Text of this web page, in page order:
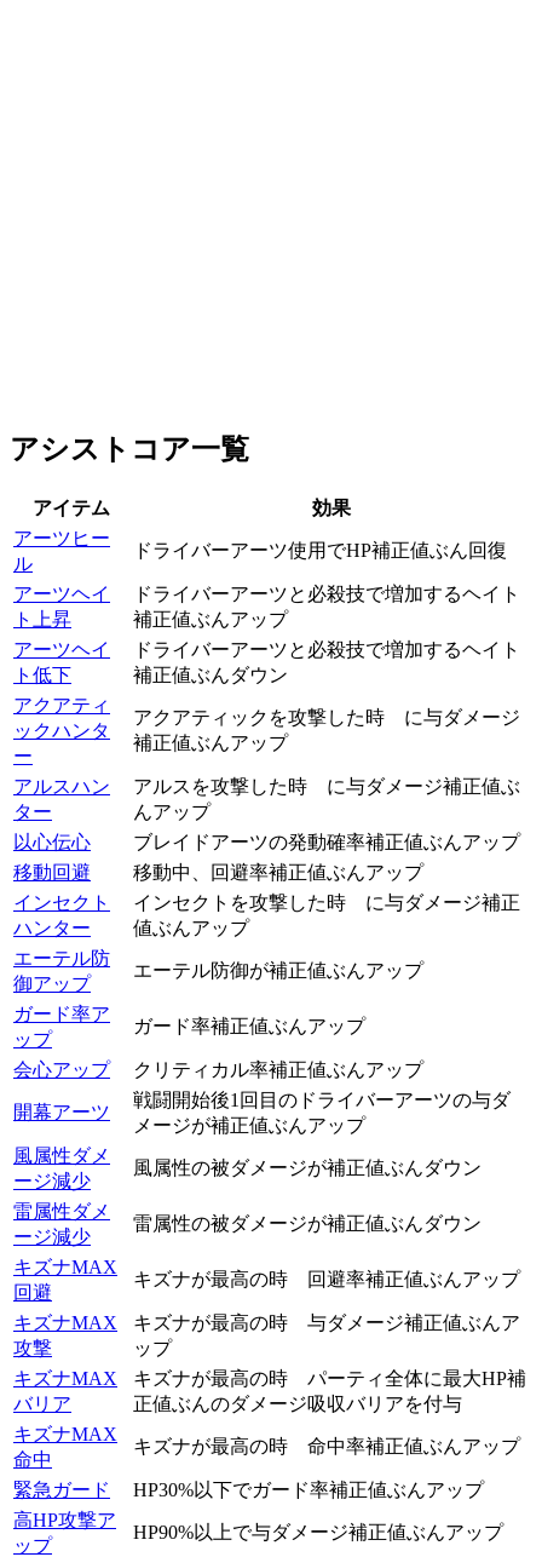
アシストコア一覧
アイテム
効果
アーツヒー
ル
ドライバーアーツ使用でHP補正値ぶん回復
アーツヘイ
ト上昇
ドライバーアーツと必殺技で増加するヘイト
補正値ぶんアップ
アーツヘイ
ト低下
ドライバーアーツと必殺技で増加するヘイト
補正値ぶんダウン
アクアティ
ックハンタ
ー
アクアティックを攻撃した時 に与ダメージ
補正値ぶんアップ
アルスハン
ター
アルスを攻撃した時 に与ダメージ補正値ぶ
んアップ
以心伝心
ブレイドアーツの発動確率補正値ぶんアップ
移動回避
移動中、回避率補正値ぶんアップ
インセクト
ハンター
インセクトを攻撃した時 に与ダメージ補正
値ぶんアップ
エーテル防
御アップ
エーテル防御が補正値ぶんアップ
ガード率ア
ップ
ガード率補正値ぶんアップ
会心アップ クリティカル率補正値ぶんアップ
開幕アーツ
戦闘開始後1回目のドライバーアーツの与ダ
メージが補正値ぶんアップ
風属性ダメ
ージ減少
風属性の被ダメージが補正値ぶんダウン
雷属性ダメ
ージ減少
雷属性の被ダメージが補正値ぶんダウン
キズナMAX
回避
キズナが最高の時 回避率補正値ぶんアップ
キズナMAX
攻撃
キズナが最高の時 与ダメージ補正値ぶんア
ップ
キズナMAX
バリア
キズナが最高の時 パーティ全体に最大HP補
正値ぶんのダメージ吸収バリアを付与
キズナMAX
命中
キズナが最高の時 命中率補正値ぶんアップ
緊急ガード
HP30%以下でガード率補正値ぶんアップ
高HP攻撃ア
ップ
HP90%以上で与ダメージ補正値ぶんアップ